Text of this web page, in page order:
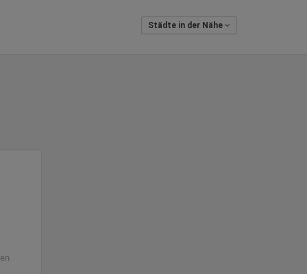
Städte in der Nähe